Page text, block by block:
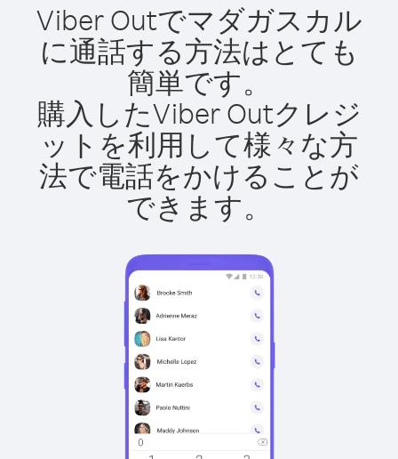
Viber Outでマダガスカル
に通話する方法はとても
簡単です。
購入したViber Outクレジ
ットを利用して様々な方
法で電話をかけることが
できます。